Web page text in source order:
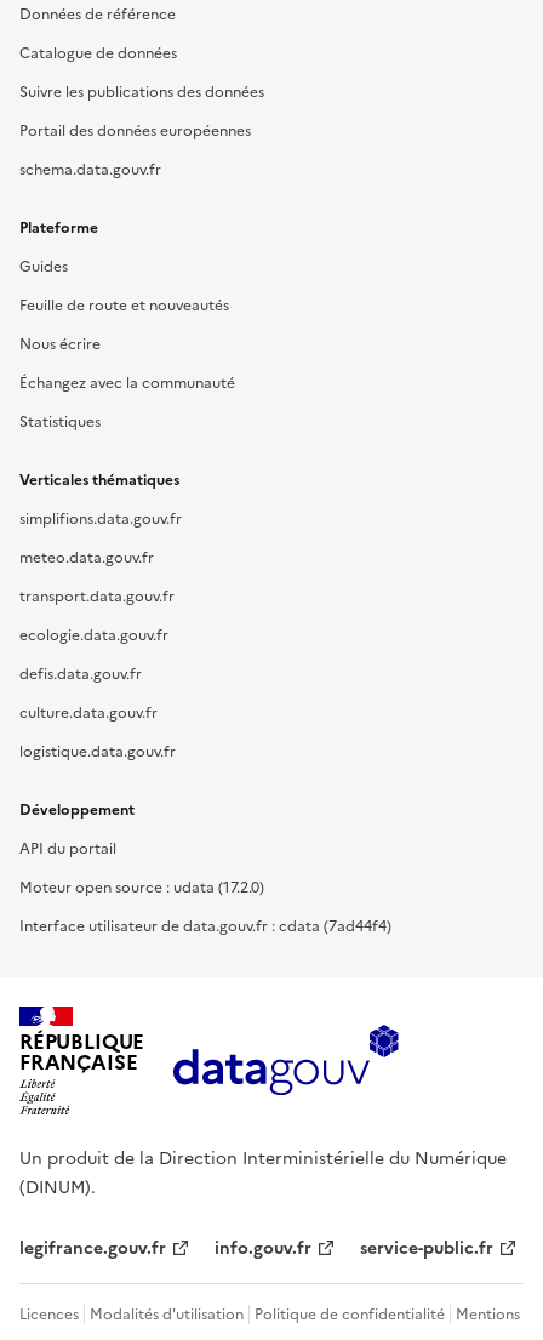
Données de référence
Catalogue de données
Suivre les publications des données
Portail des données européennes
schema.data.gouv.fr
Plateforme
Guides
Feuille de route et nouveautés
Nous écrire
Échangez avec la communauté
Statistiques
Verticales thématiques
simplifions.data.gouv.fr
meteo.data.gouv.fr
transport.data.gouv.fr
ecologie.data.gouv.fr
defis.data.gouv.fr
culture.data.gouv.fr
logistique.data.gouv.fr
Développement
API du portail
Moteur open source : udata (17.2.0)
Interface utilisateur de data.gouv.fr : cdata (7ad44f4)
RÉPUBLIQUE
FRANÇAISE
Un produit de la Direction Interministérielle du Numérique
(DINUM).
legifrance.gouv.fr info.gouv.fr service-public.fr
Licences Modalités d'utilisation Politique de confidentialité Mentions